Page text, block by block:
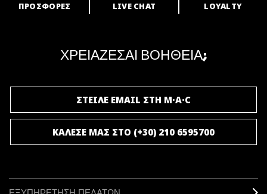
ARE YOU A M·A·C LOVER?
ΠΡΟΣΦΟΡΕΣ LIVE CHAT LOYALTY
ΧΡΕΙΑΖΕΣΑΙ ΒΟΗΘΕΙΑ;
ΣΤΕΙΛΕ EMAIL ΣΤΗ M·A·C
ΚΑΛΕΣΕ ΜΑΣ ΣΤΟ (+30) 210 6595700